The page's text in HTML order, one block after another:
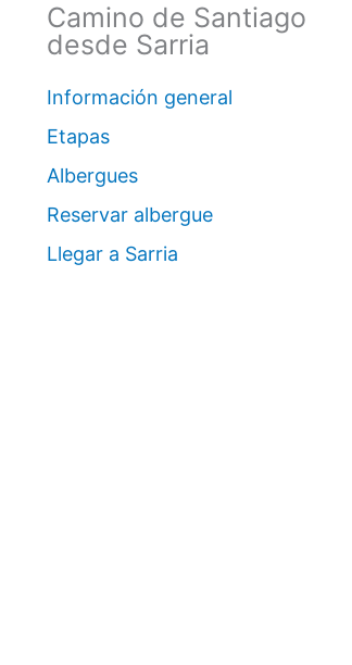
Camino de Santiago
desde Sarria
Información general
Etapas
Albergues
Reservar albergue
Llegar a Sarria